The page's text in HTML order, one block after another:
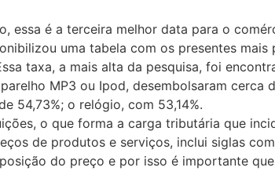
essa é a terceira melhor data para o
uma tabela com os presentes
taxa, a mais alta da pesquisa, foi
MP3 ou Ipod, desembolsaram cerca
54,73%; o relógio, com 53,14%.
o que forma a carga tributária que
de produtos e serviços, inclui siglas
do preço e por isso é importante